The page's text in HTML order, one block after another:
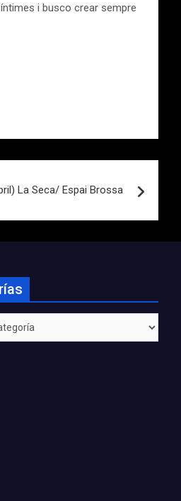
i busco crear sempre
La Seca/ Espai Brossa